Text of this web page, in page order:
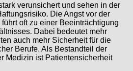
verunsichert und sehen in der
Die Angst vor der
oft zu einer Beeinträchtigung
Dabei bedeutet mehr
auch mehr Sicherheit für die
Berufe. Als Bestandteil der
Medizin ist Patientensicherheit